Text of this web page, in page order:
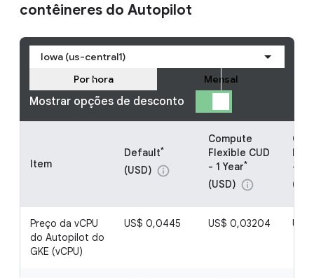
contêineres do Autopilot
Iowa (us-central1)
Mostrar opções de desconto
Por hora Mensal
Item
Default*
(USD) info
Compute
Flexible CUD
- 1 Year*
(USD) info
- 3
Preço da vCPU
do Autopilot do
GKE (vCPU)
US$ 0,0445 US$ 0,03204